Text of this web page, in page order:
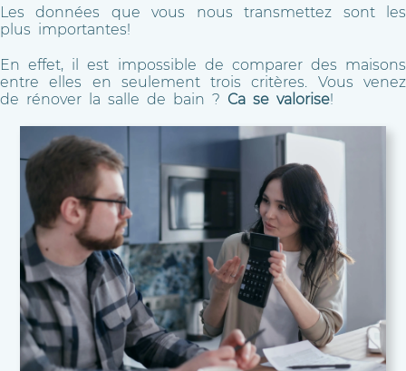
Les données que vous nous transmettez sont les
plus importantes!
En effet, il est impossible de comparer des maisons
entre elles en seulement trois critères. Vous venez
de rénover la salle de bain ? Ca se valorise!